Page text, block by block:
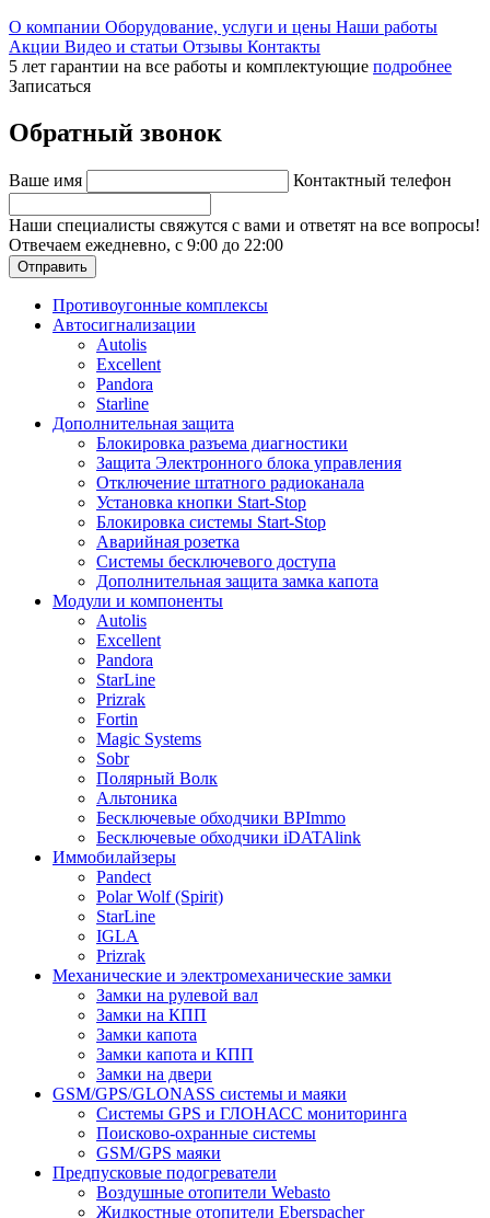
О компании Оборудование, услуги и цены Наши работы
Акции Видео и статьи Отзывы Контакты
5 лет гарантии на все работы и комплектующие подробнее
Записаться
Обратный звонок
Ваше имя Контактный телефон
Наши специалисты свяжутся с вами и ответят на все вопросы!
Отвечаем ежедневно, с 9:00 до 22:00
Отправить
Противоугонные комплексы
Автосигнализации
Autolis
Excellent
Pandora
Starline
Дополнительная защита
Блокировка разъема диагностики
Защита Электронного блока управления
Отключение штатного радиоканала
Установка кнопки Start-Stop
Блокировка системы Start-Stop
Аварийная розетка
Системы бесключевого доступа
Дополнительная защита замка капота
Модули и компоненты
Autolis
Excellent
Pandora
StarLine
Prizrak
Fortin
Magic Systems
Sobr
Полярный Волк
Альтоника
Бесключевые обходчики BPImmo
Бесключевые обходчики iDATAlink
Иммобилайзеры
Pandect
Polar Wolf (Spirit)
StarLine
IGLA
Prizrak
Механические и электромеханические замки
Замки на рулевой вал
Замки на КПП
Замки капота
Замки капота и КПП
Замки на двери
GSM/GPS/GLONASS системы и маяки
Системы GPS и ГЛОНАСС мониторинга
Поисково-охранные системы
GSM/GPS маяки
Предпусковые подогреватели
Воздушные отопители Webasto
Жидкостные отопители Eberspacher